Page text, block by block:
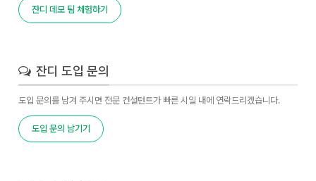
잔디 데모 팀 체험하기
잔디 도입 문의
도입 문의를 남겨 주시면 전문 컨설턴트가 빠른 시일 내에 연락드리겠습니다.
도입 문의 남기기